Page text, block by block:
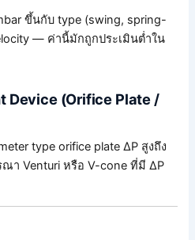
ขึ้นกับ type (swing, spring-
— ค่านี้มักถูกประเมินต่ำใน
Device (Orifice Plate /
type orifice plate ΔP สูงถึง
า Venturi หรือ V-cone ที่มี ΔP